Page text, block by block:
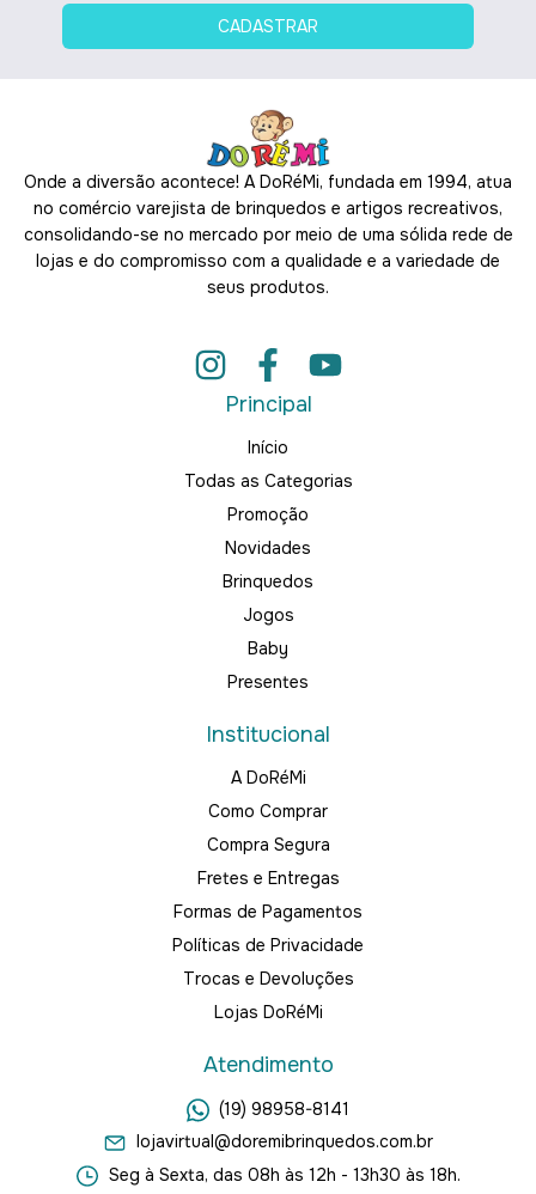
Onde a diversão acontece! A DoRéMi, fundada em 1994, atua
no comércio varejista de brinquedos e artigos recreativos,
consolidando-se no mercado por meio de uma sólida rede de
lojas e do compromisso com a qualidade e a variedade de
seus produtos.
Principal
Início
Todas as Categorias
Promoção
Novidades
Brinquedos
Jogos
Baby
Presentes
Institucional
A DoRéMi
Como Comprar
Compra Segura
Fretes e Entregas
Formas de Pagamentos
Políticas de Privacidade
Trocas e Devoluções
Lojas DoRéMi
Atendimento
(19) 98958-8141
lojavirtual@doremibrinquedos.com.br
Seg à Sexta, das 08h às 12h - 13h30 às 18h.